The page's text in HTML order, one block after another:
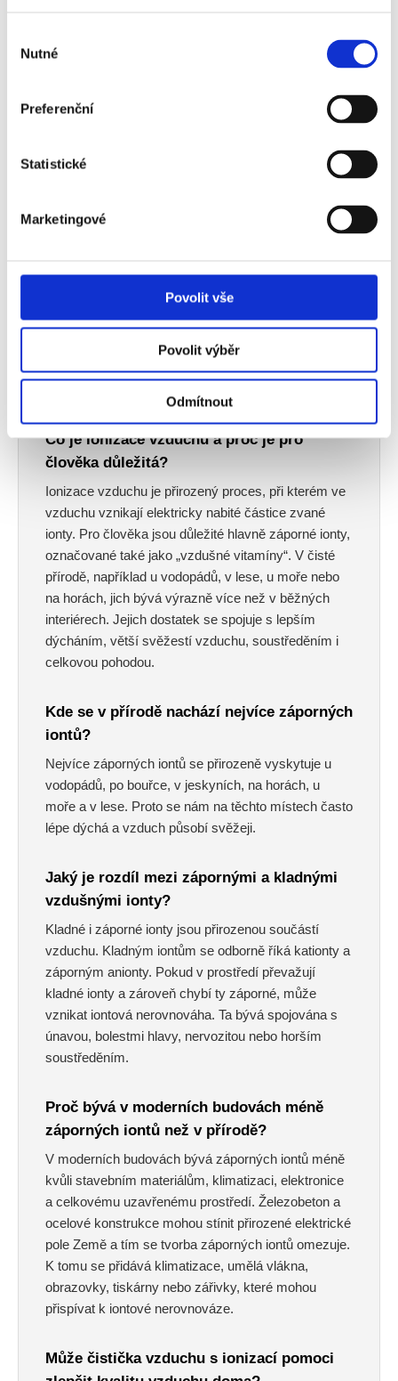
souhlasu
Nutné
Preferenční
Statistické
Marketingové
Povolit vše
Povolit výběr
Odmítnout
Vystudovaný analytický chemik. 20
let se věnuje problematice kvality
OTÁZKY A ODPOVĚDI
Co je ionizace vzduchu a proč je pro
člověka důležitá?
Ionizace vzduchu je přirozený proces, při kterém ve
vzduchu vznikají elektricky nabité částice zvané
ionty. Pro člověka jsou důležité hlavně záporné ionty,
označované také jako „vzdušné vitamíny“. V čisté
přírodě, například u vodopádů, v lese, u moře nebo
na horách, jich bývá výrazně více než v běžných
interiérech. Jejich dostatek se spojuje s lepším
dýcháním, větší svěžestí vzduchu, soustředěním i
celkovou pohodou.
Kde se v přírodě nachází nejvíce záporných
iontů?
Nejvíce záporných iontů se přirozeně vyskytuje u
vodopádů, po bouřce, v jeskyních, na horách, u
moře a v lese. Proto se nám na těchto místech často
lépe dýchá a vzduch působí svěžeji.
Jaký je rozdíl mezi zápornými a kladnými
vzdušnými ionty?
Kladné i záporné ionty jsou přirozenou součástí
vzduchu. Kladným iontům se odborně říká kationty a
záporným anionty. Pokud v prostředí převažují
kladné ionty a zároveň chybí ty záporné, může
vznikat iontová nerovnováha. Ta bývá spojována s
únavou, bolestmi hlavy, nervozitou nebo horším
soustředěním.
Proč bývá v moderních budovách méně
záporných iontů než v přírodě?
V moderních budovách bývá záporných iontů méně
kvůli stavebním materiálům, klimatizaci, elektronice
a celkovému uzavřenému prostředí. Železobeton a
ocelové konstrukce mohou stínit přirozené elektrické
pole Země a tím se tvorba záporných iontů omezuje.
K tomu se přidává klimatizace, umělá vlákna,
obrazovky, tiskárny nebo zářivky, které mohou
přispívat k iontové nerovnováze.
Může čistička vzduchu s ionizací pomoci